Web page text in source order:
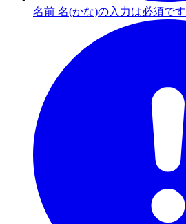
名前 名(かな)の入力は必須です